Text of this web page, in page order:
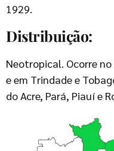
1929.
Distribuição:
Neotropical. Ocorre
e em Trindade e
do Acre, Pará, Piauí e